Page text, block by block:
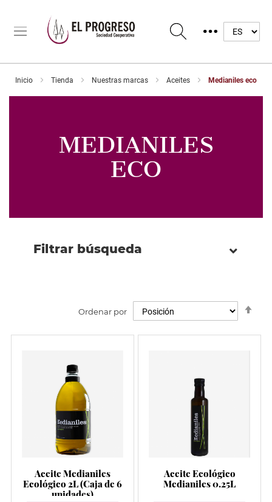
Inicio Tienda Nuestras marcas Aceites Medianiles eco
MEDIANILES
ECO
Ordenar por
Aceite Medianiles
Ecológico 2L (Caja de 6
unidades)
Aceite Ecológico
Medianiles 0.25L
Filtrar búsqueda